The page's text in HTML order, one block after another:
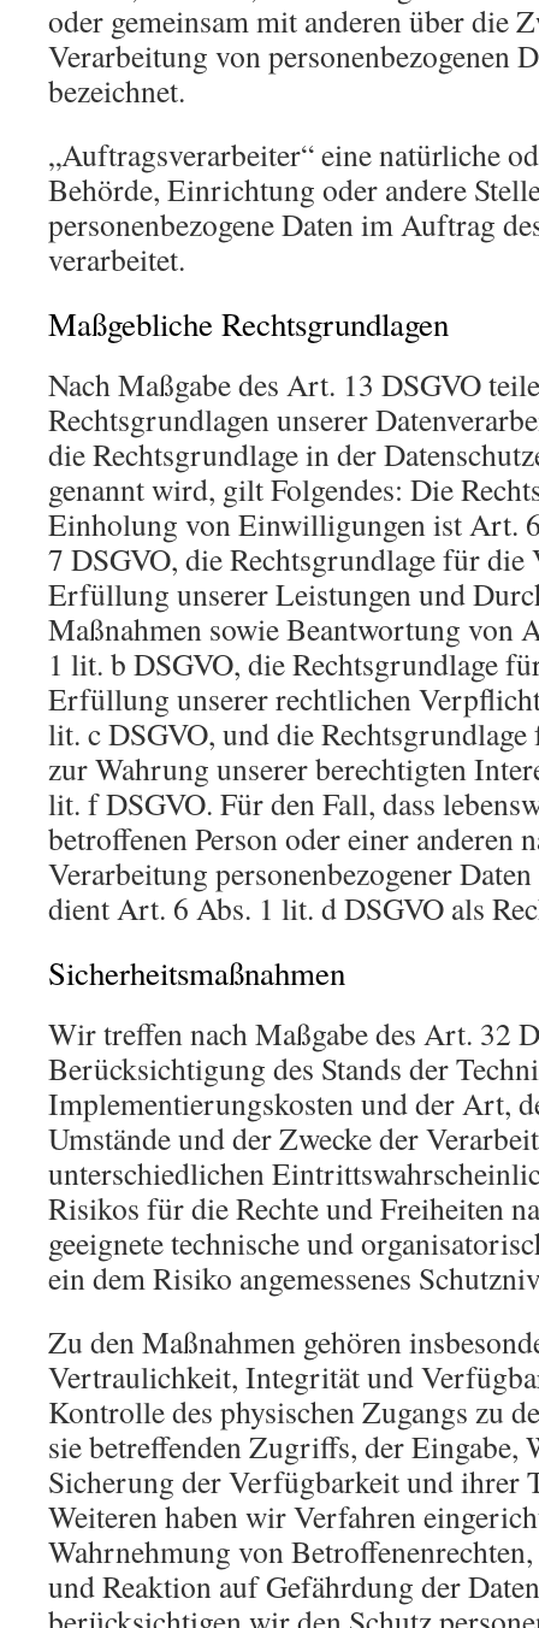
oder gemeinsam mit anderen über die
Verarbeitung von personenbezogenen
bezeichnet.
„Auftragsverarbeiter“ eine natürliche
Behörde, Einrichtung oder andere
personenbezogene Daten im Auftrag
verarbeitet.
Maßgebliche Rechtsgrundlagen
Nach Maßgabe des Art. 13 DSGVO
Rechtsgrundlagen unserer
die Rechtsgrundlage in der
genannt wird, gilt Folgendes: Die
Einholung von Einwilligungen ist Art.
7 DSGVO, die Rechtsgrundlage für die
Erfüllung unserer Leistungen und
Maßnahmen sowie Beantwortung von
1 lit. b DSGVO, die Rechtsgrundlage
Erfüllung unserer rechtlichen
lit. c DSGVO, und die
zur Wahrung unserer berechtigten
lit. f DSGVO. Für den Fall, dass
betroffenen Person oder einer anderen
Verarbeitung personenbezogener
dient Art. 6 Abs. 1 lit. d DSGVO als
Sicherheitsmaßnahmen
Wir treffen nach Maßgabe des Art. 32
Berücksichtigung des Stands der
Implementierungskosten und der Art,
Umstände und der Zwecke der
unterschiedlichen
Risikos für die Rechte und Freiheiten
geeignete technische und
ein dem Risiko angemessenes
Zu den Maßnahmen gehören
Vertraulichkeit, Integrität und
Kontrolle des physischen Zugangs zu
sie betreffenden Zugriffs, der Eingabe,
Sicherung der Verfügbarkeit und ihrer
Weiteren haben wir Verfahren
Wahrnehmung von
und Reaktion auf Gefährdung der